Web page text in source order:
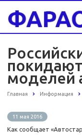
моделей
Главная Информация
11 мая 2016
Как сообщает